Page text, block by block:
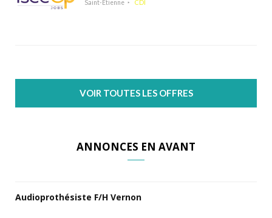
Saint-Etienne CDI
VOIR TOUTES LES OFFRES
ANNONCES EN AVANT
Audioprothésiste F/H Vernon